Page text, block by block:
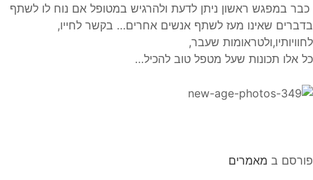
כבר במפגש ראשון ניתן לדעת ולהרגיש במטופל אם נוח לו לשתף
בדברים שאינו מעז לשתף אנשים אחרים… בקשר לחייו,
לחוויותיו,ולטראומות שעבר,
כל אלו תכונות שעל מטפל טוב להכיל…
פורסם ב מאמרים